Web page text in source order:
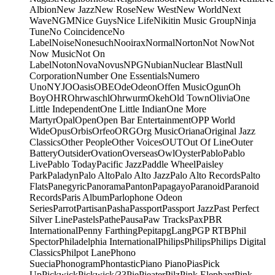
AlbionNew JazzNew RoseNew WestNew WorldNext
WaveNGMNice GuysNice LifeNikitin Music GroupNinja
TuneNo CoincidenceNo
LabelNoiseNonesuchNooiraxNormalNortonNot NowNot
Now MusicNot On
LabelNotonNovaNovusNPGNubianNuclear BlastNull
CorporationNumber One EssentialsNumero
UnoNYJOOasisOBEOdeOdeonOffen MusicOgunOh
BoyOHROhrwaschlOhrwurmOkehOld TownOliviaOne
Little IndependentOne Little IndianOne More
MartyrOpalOpenOpen Bar EntertainmentOPP World
WideOpusOrbisOrfeoORGOrg MusicOrianaOriginal Jazz
ClassicsOther PeopleOther VoicesOUTOut Of LineOuter
BatteryOutsiderOvationOverseasOwlOysterPabloPablo
LivePablo TodayPacific JazzPaddle WheelPaisley
ParkPaladynPalo AltoPalo Alto JazzPalo Alto RecordsPalto
FlatsPanegyricPanoramaPantonPapagayoParanoidParanoid
RecordsParis AlbumParlophone Odeon
SeriesParrotPartisanPashaPassportPassport JazzPast Perfect
Silver LinePastelsPathePausaPaw TracksPaxPBR
InternationalPenny FarthingPepitapgLangPGP RTBPhil
SpectorPhiladelphia InternationalPhilipsPhilipsPhilips Digital
ClassicsPhilpot LanePhono
SueciaPhonogramPhontasticPiano PianoPiasPick